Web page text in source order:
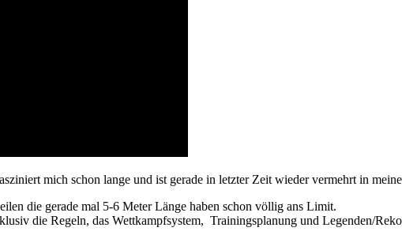
mich schon lange und ist gerade in letzter Zeit wieder vermehrt in
die gerade mal 5-6 Meter Länge haben schon völlig ans Limit.
die Regeln, das Wettkampfsystem, Trainingsplanung und Legenden/